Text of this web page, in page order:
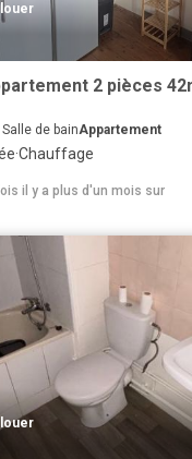
Salle de bainAppartement
·Chauffage
il y a plus d'un mois sur